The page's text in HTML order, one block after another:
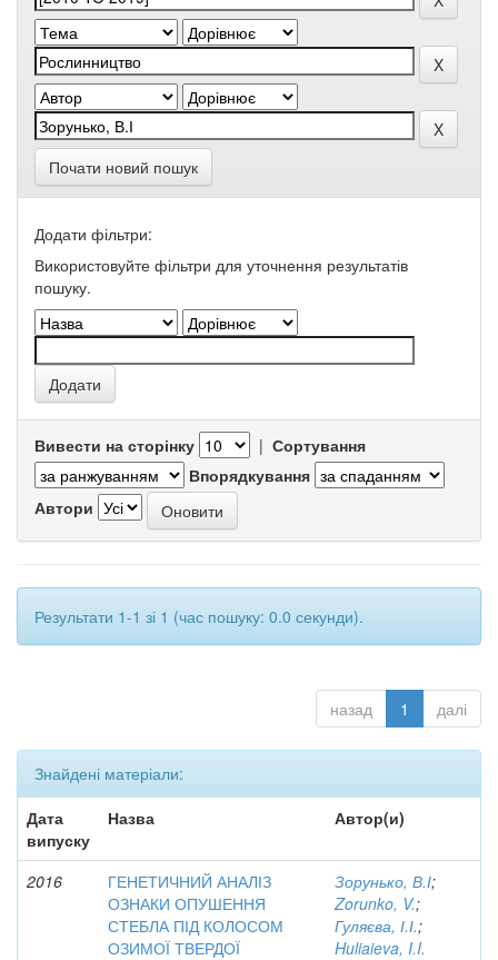
Почати новий пошук
Додати фільтри:
Використовуйте фільтри для уточнення результатів
пошуку.
Вивести на сторінку | Сортування
Впорядкування
Автори
Результати 1-1 зі 1 (час пошуку: 0.0 секунди).
назад 1 далі
Знайдені матеріали:
Дата
випуску
Назва Автор(и)
2016
ГЕНЕТИЧНИЙ АНАЛІЗ
ОЗНАКИ ОПУШЕННЯ
СТЕБЛА ПІД КОЛОСОМ
ОЗИМОЇ ТВЕРДОЇ
Зорунько, В.І;
Zorunko, V.;
Гуляєва, І.І.;
Huliaieva, I.I.